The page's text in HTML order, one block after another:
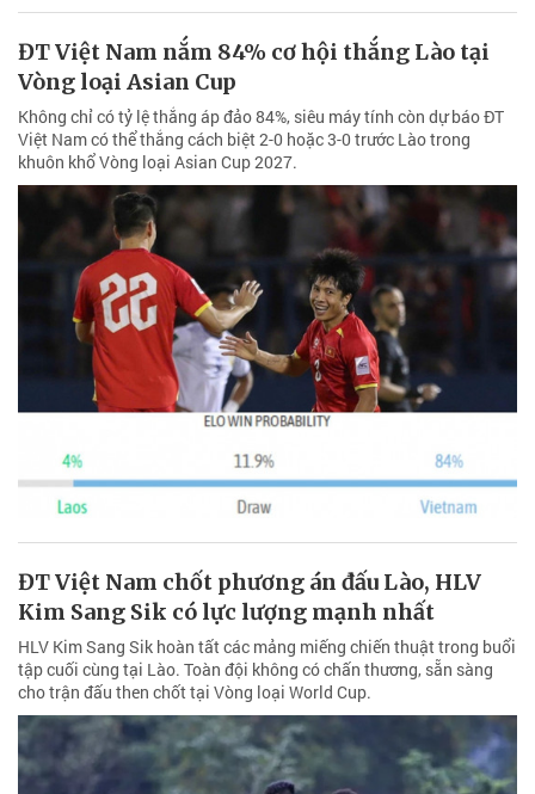
ĐT Việt Nam nắm 84% cơ hội thắng Lào tại
Vòng loại Asian Cup
Không chỉ có tỷ lệ thắng áp đảo 84%, siêu máy tính còn dự báo ĐT
Việt Nam có thể thắng cách biệt 2-0 hoặc 3-0 trước Lào trong
khuôn khổ Vòng loại Asian Cup 2027.
ĐT Việt Nam chốt phương án đấu Lào, HLV
Kim Sang Sik có lực lượng mạnh nhất
HLV Kim Sang Sik hoàn tất các mảng miếng chiến thuật trong buổi
tập cuối cùng tại Lào. Toàn đội không có chấn thương, sẵn sàng
cho trận đấu then chốt tại Vòng loại World Cup.